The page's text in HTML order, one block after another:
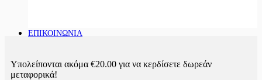
ΕΠΙΚΟΙΝΩΝΙΑ
Υπολείπονται ακόμα €20.00 για να κερδίσετε δωρεάν
μεταφορικά!